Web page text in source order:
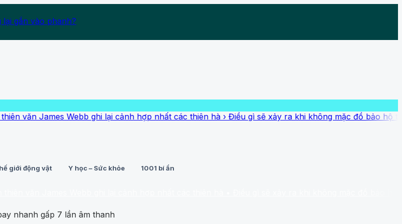
gắn vào phanh?
Webb ghi lại cảnh hợp nhất các thiên hà›Điều gì sẽ xảy ra khi không mặc đồ bảo hộ trong
giới động vật Y học – Sức khỏe 1001 bí ẩn
nhanh gấp 7 lần âm thanh